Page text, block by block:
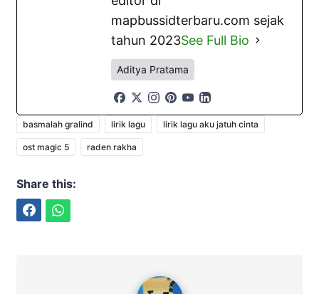
mapbussidterbaru.com sejak
tahun 2023See Full Bio
Aditya Pratama
basmalah gralind lirik lagu lirik lagu aku jatuh cinta
ost magic 5 raden rakha
Share this: